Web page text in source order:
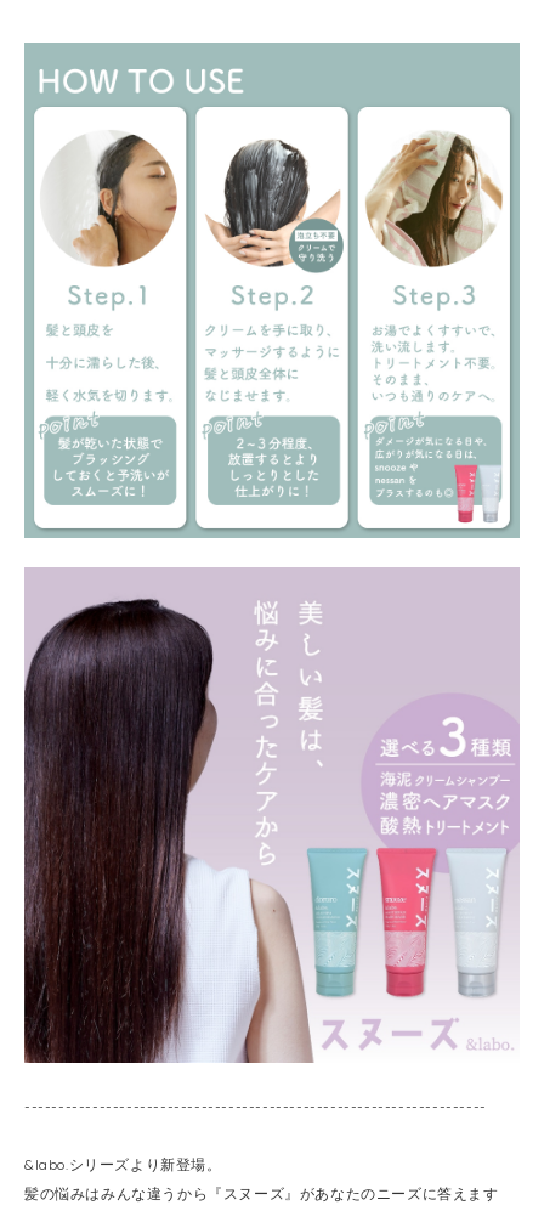
--------------------------------------------------------------------
&labo.シリーズより新登場。
髪の悩みはみんな違うから『スヌーズ』があなたのニーズに答えます